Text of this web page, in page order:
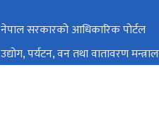
नेपाल सरकारको आधिकारिक पोर्टल
उद्योग, पर्यटन, वन तथा वातावरण